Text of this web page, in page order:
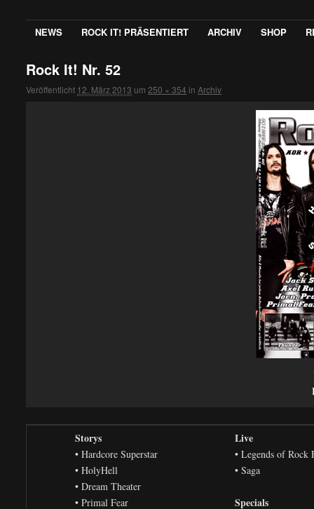
NEWS ROCK IT! PRÄSENTIERT ARCHIV SHOP
Rock It! Nr. 52
Veröffentlicht 12. März 2013 um250 × 354 in Archiv
Storys
• Hardcore Superstar
• HolyHell
• Dream Theater
• Primal Fear
Live
• Legends of Rock
• Saga
Specials